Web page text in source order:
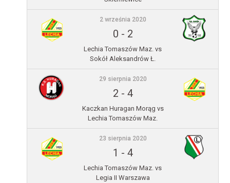
2 września 2020
0 - 2
Lechia Tomaszów Maz. vs
Sokół Aleksandrów Ł.
29 sierpnia 2020
2 - 4
Kaczkan Huragan Morąg vs
Lechia Tomaszów Maz.
23 sierpnia 2020
1 - 4
Lechia Tomaszów Maz. vs
Legia II Warszawa